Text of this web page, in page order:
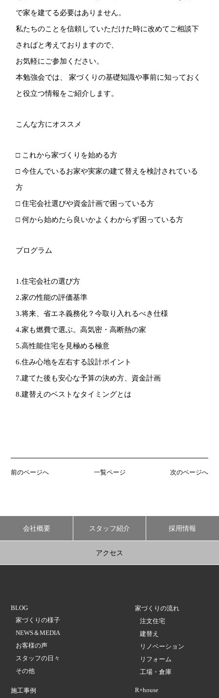
で家を建てる必要はありません。
私たちのことを信頼していただけた時に改めてご相談下
さればと考えておりますので、
お気軽にご参加ください。
本勉強会では、 家づくりの基礎知識や事前に知っておく
と役立つ情報をご紹介します。
こんな方にオススメ
□ これから家づくりを始める方
□ 今住んでいるお家や実家の建て替えを検討されている
方
□ 住宅会社選びや資金計画で困っている方
□ 何から始めたら良いかよくわからず困っている方
プログラム
1.住宅会社の選び方
2.家の性能の評価基準
3.将来、省エネ義務化？今取り入れるべき仕様
4.家も燃費で選ぶ。高気密・高断熱の家
5.高性能住宅を見極める極意
6.住み心地を左右する設計ポイント
7.建てた後も安心な予算の決め方、資金計画
8.建替えのベストなタイミングとは
前のページへ 次のページへ
一覧ページ
会社概要 スタッフ紹介 採用情報
アクセス
BLOG
家づくりの様子
NEWS＆MEDIA
お客様の声
スタッフの日々
その他
家づくりの流れ
注文住宅
建替え
リノベーション
リフォーム
工場・倉庫
施工事例
R+house